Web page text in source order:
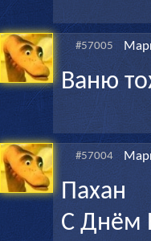
#57005
Ваню
#57004
Пахан
С Днём